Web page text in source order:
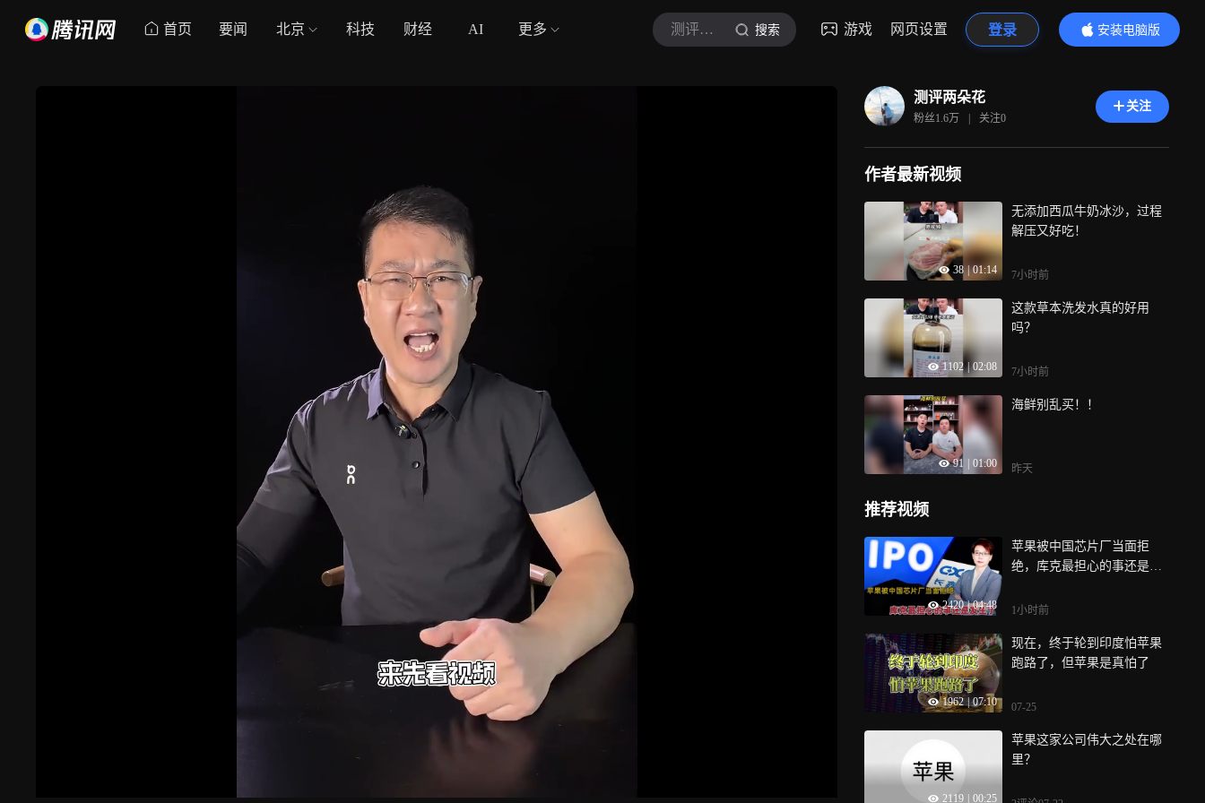
首页 要闻 北京 科技 财经 AI 更多 测评两朵花 搜索 游戏 网页设置 登录
安装电脑版
内容更精彩
测评两朵花
粉丝1.6万 | 关注0
关注
作者最新视频
38 | 01:14
无添加西瓜牛奶冰沙，过程
解压又好吃！
7小时前
1102 | 02:08
这款草本洗发水真的好用
吗？
7小时前
91 01:00
海鲜别乱买！！
昨天
推荐视频
2420 | 04:48
苹果被中国芯片厂当面拒
绝，库克最担心的事还是发
1小时前
1962 07:10
现在，终于轮到印度怕苹果
跑路了，但苹果是真怕了
07-25
2119 00:25
苹果这家公司伟大之处在哪
里？